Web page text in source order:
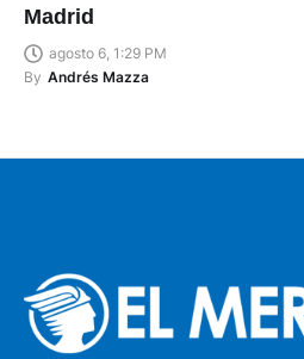
Madrid
agosto 6, 1:29 PM
By Andrés Mazza